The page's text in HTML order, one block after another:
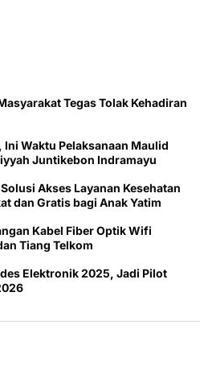
Tegas Tolak Kehadiran
Waktu Pelaksanaan Maulid
Juntikebon Indramayu
Akses Layanan Kesehatan
dan Gratis bagi Anak Yatim
Kabel Fiber Optik Wifi
Tiang Telkom
Elektronik 2025, Jadi Pilot